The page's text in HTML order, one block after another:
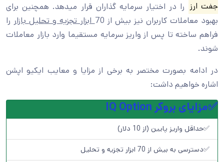
جفت ارز را در اختیار سرمایه گذاران قرار میدهد. همچنین برای
بهبود معاملات کاربران نیز بیش از 70
ابزار تجزیه و تحلیل بازار را
فراهم ساخته تا پس از واریز سرمایه مستقیما وارد بازار معاملات
شوند.
در ادامه بصورت مختصر به برخی از مزایا و معایب ایکیو اپشن
اشاره خواهیم داشت:
✅مزایای بروکر IQ Option
✅حداقل واریز پایین (از 10 دلار)
✅دسترسی به بیش از 70 ابزار تجزیه و تحلیل